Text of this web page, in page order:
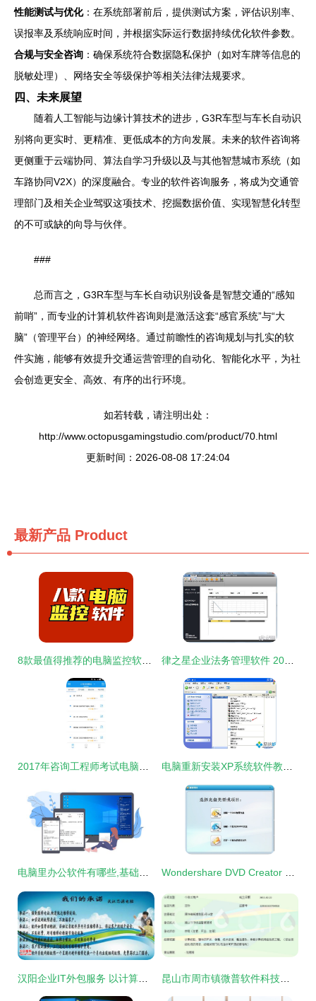
性能测试与优化：在系统部署前后，提供测试方案，评估识别率、
误报率及系统响应时间，并根据实际运行数据持续优化软件参数。
合规与安全咨询 ：确保系统符合数据隐私保护（如对车牌等信息的
脱敏处理）、网络安全等级保护等相关法律法规要求。
四、未来展望
随着人工智能与边缘计算技术的进步，G3R车型与车长自动识
别将向更实时、更精准、更低成本的方向发展。未来的软件咨询将
更侧重于云端协同、算法自学习升级以及与其他智慧城市系统（如
车路协同V2X）的深度融合。专业的软件咨询服务，将成为交通管
理部门及相关企业驾驭这项技术、挖掘数据价值、实现智慧化转型
的不可或缺的向导与伙伴。
###
总而言之，G3R车型与车长自动识别设备是智慧交通的“感知
前哨”，而专业的计算机软件咨询则是激活这套“感官系统”与“大
脑”（管理平台）的神经网络。通过前瞻性的咨询规划与扎实的软
件实施，能够有效提升交通运营管理的自动化、智能化水平，为社
会创造更安全、高效、有序的出行环境。
如若转载，请注明出处：
http://www.octopusgamingstudio.com/product/70.html
更新时间：2026-08-08 17:24:04
最新产品 Product